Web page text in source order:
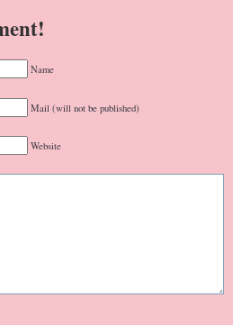
Name
Mail (will not be published)
Website